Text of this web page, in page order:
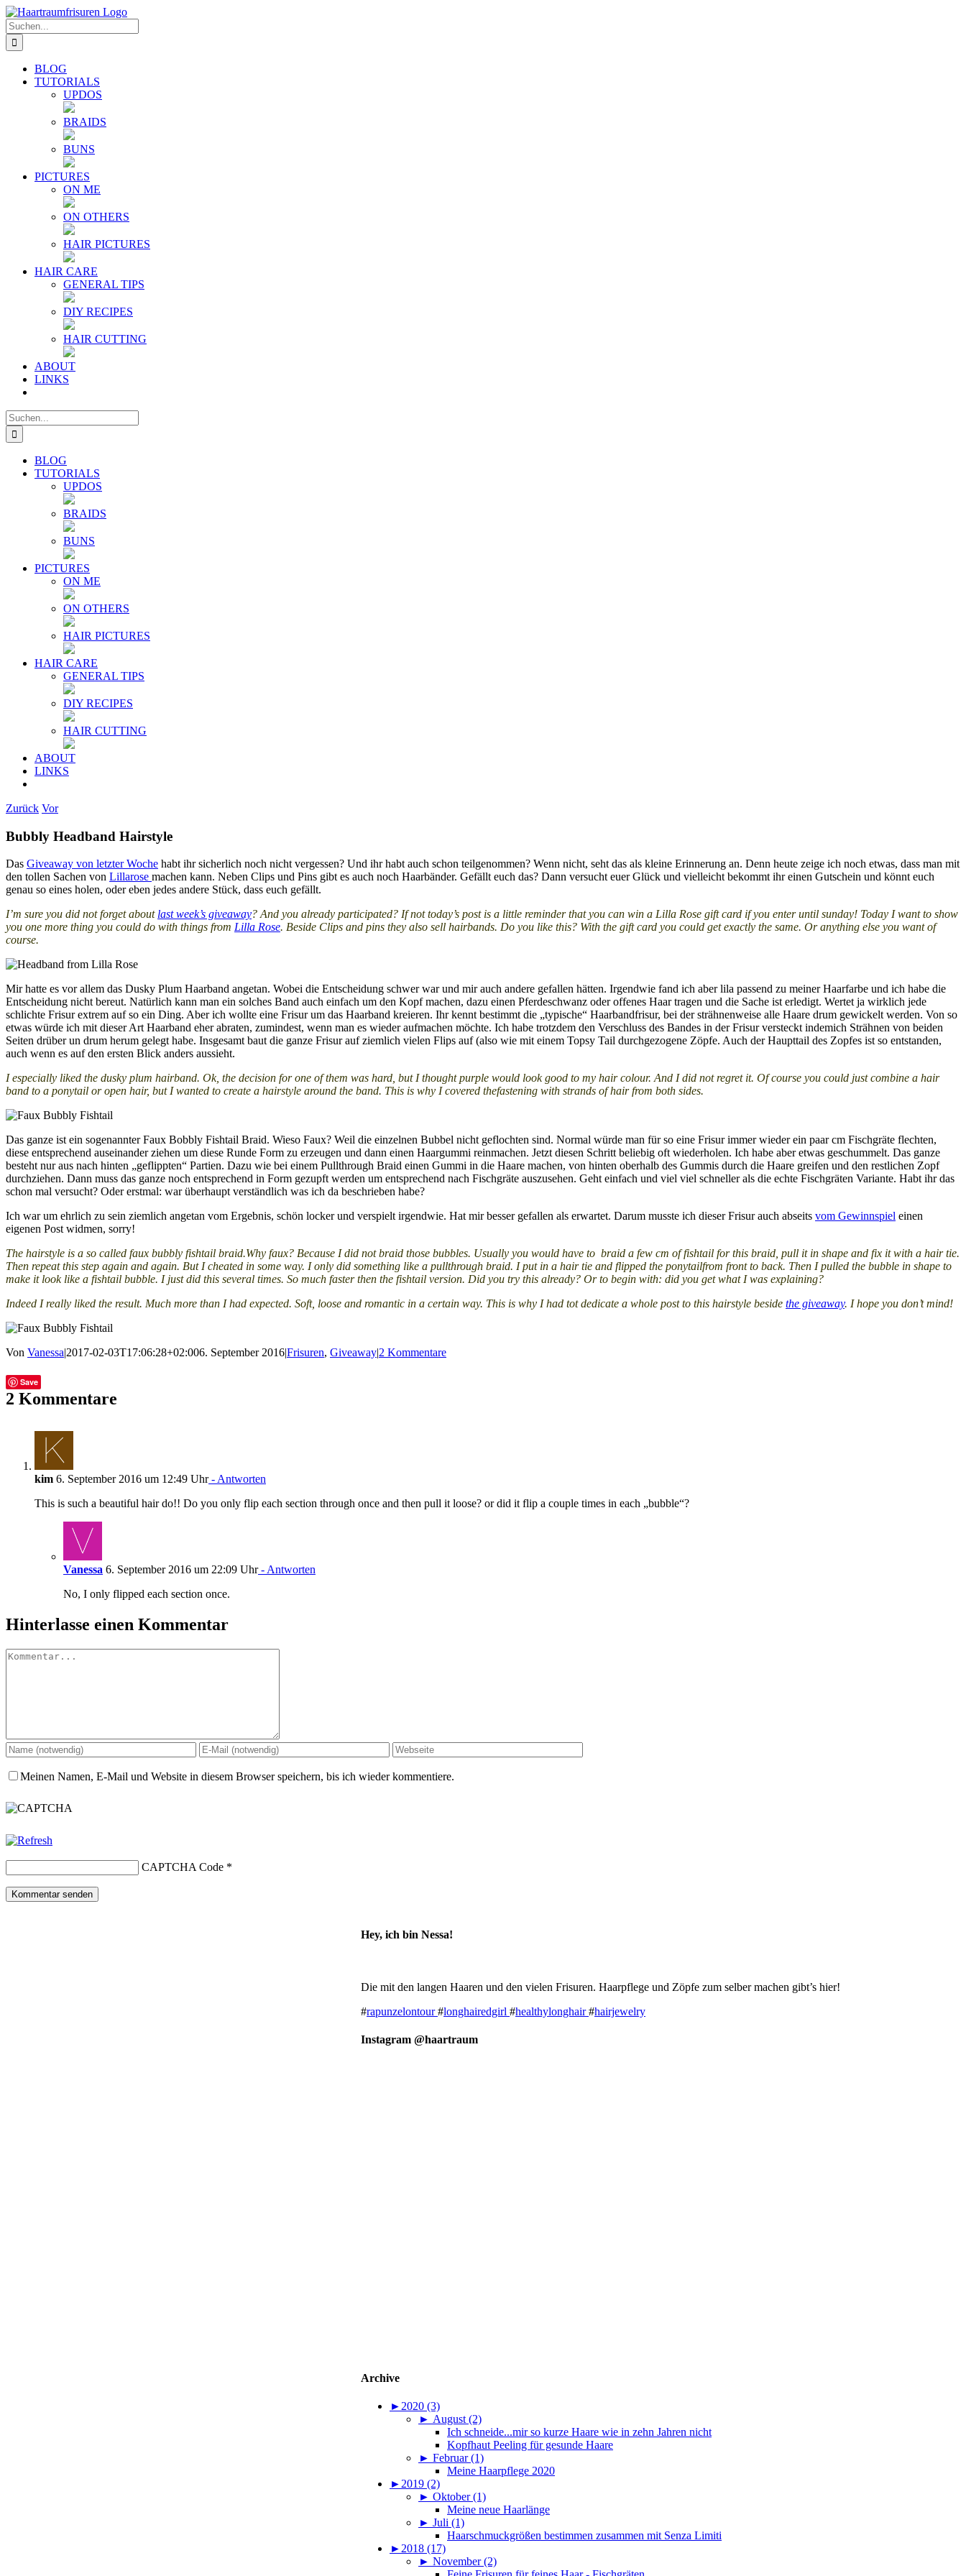
Zum
Inhalt
springen
E-
Mail
YouTube
Instagram
Facebook
Twitter
Suche
nach:
BLOG
TUTORIALS
UPDOS
BRAIDS
BUNS
PICTURES
ON ME
ON OTHERS
HAIR PICTURES
HAIR CARE
GENERAL TIPS
DIY RECIPES
HAIR CUTTING
ABOUT
LINKS
Suche
nach:
BLOG
TUTORIALS
UPDOS
BRAIDS
BUNS
PICTURES
ON ME
ON OTHERS
HAIR PICTURES
HAIR CARE
GENERAL TIPS
DIY RECIPES
HAIR CUTTING
ABOUT
LINKS
Zurück Vor
Bubbly Headband Hairstyle
Das Giveaway von letzter Woche habt ihr sicherlich noch nicht vergessen? Und ihr habt auch schon teilgenommen? Wenn nicht, seht das als kleine Erinnerung an. Denn heute zeige ich noch etwas, dass man mit
den tollen Sachen von Lillarose machen kann. Neben Clips und Pins gibt es auch noch Haarbänder. Gefällt euch das? Dann versucht euer Glück und vielleicht bekommt ihr einen Gutschein und könnt euch
genau so eines holen, oder eben jedes andere Stück, dass euch gefällt.
I’m sure you did not forget about last week’s giveaway? And you already participated? If not today’s post is a little reminder that you can win a Lilla Rose gift card if you enter until sunday! Today I want to show
you one more thing you could do with things from Lilla Rose. Beside Clips and pins they also sell hairbands. Do you like this? With the gift card you could get exactly the same. Or anything else you want of
course.
Mir hatte es vor allem das Dusky Plum Haarband angetan. Wobei die Entscheidung schwer war und mir auch andere gefallen hätten. Irgendwie fand ich aber lila passend zu meiner Haarfarbe und ich habe die
Entscheidung nicht bereut. Natürlich kann man ein solches Band auch einfach um den Kopf machen, dazu einen Pferdeschwanz oder offenes Haar tragen und die Sache ist erledigt. Wertet ja wirklich jede
schlichte Frisur extrem auf so ein Ding. Aber ich wollte eine Frisur um das Haarband kreieren. Ihr kennt bestimmt die „typische“ Haarbandfrisur, bei der strähnenweise alle Haare drum gewickelt werden. Von so
etwas würde ich mit dieser Art Haarband eher abraten, zumindest, wenn man es wieder aufmachen möchte. Ich habe trotzdem den Verschluss des Bandes in der Frisur versteckt indemich Strähnen von beiden
Seiten drüber un drum herum gelegt habe. Insgesamt baut die ganze Frisur auf ziemlich vielen Flips auf (also wie mit einem Topsy Tail durchgezogene Zöpfe. Auch der Haupttail des Zopfes ist so entstanden,
auch wenn es auf den ersten Blick anders aussieht.
I especially liked the dusky plum hairband. Ok, the decision for one of them was hard, but I thought purple would look good to my hair colour. And I did not regret it. Of course you could just combine a hair
band to a ponytail or open hair, but I wanted to create a hairstyle around the band. This is why I covered thefastening with strands of hair from both sides.
Das ganze ist ein sogenannter Faux Bobbly Fishtail Braid. Wieso Faux? Weil die einzelnen Bubbel nicht geflochten sind. Normal würde man für so eine Frisur immer wieder ein paar cm Fischgräte flechten,
diese entsprechend auseinander ziehen um diese Runde Form zu erzeugen und dann einen Haargummi reinmachen. Jetzt diesen Schritt beliebig oft wiederholen. Ich habe aber etwas geschummelt. Das ganze
besteht nur aus nach hinten „geflippten“ Partien. Dazu wie bei einem Pullthrough Braid einen Gummi in die Haare machen, von hinten oberhalb des Gummis durch die Haare greifen und den restlichen Zopf
durchziehen. Dann muss das ganze noch entsprechend in Form gezupft werden um entsprechend nach Fischgräte auszusehen. Geht einfach und viel viel schneller als die echte Fischgräten Variante. Habt ihr das
schon mal versucht? Oder erstmal: war überhaupt verständlich was ich da beschrieben habe?
Ich war um ehrlich zu sein ziemlich angetan vom Ergebnis, schön locker und verspielt irgendwie. Hat mir besser gefallen als erwartet. Darum musste ich dieser Frisur auch abseits vom Gewinnspiel einen
eigenen Post widmen, sorry!
The hairstyle is a so called faux bubbly fishtail braid.Why faux? Because I did not braid those bubbles. Usually you would have to braid a few cm of fishtail for this braid, pull it in shape and fix it with a hair tie.
Then repeat this step again and again. But I cheated in some way. I only did something like a pullthrough braid. I put in a hair tie and flipped the ponytailfrom front to back. Then I pulled the bubble in shape to
make it look like a fishtail bubble. I just did this several times. So much faster then the fishtail version. Did you try this already? Or to begin with: did you get what I was explaining?
Indeed I really liked the result. Much more than I had expected. Soft, loose and romantic in a certain way. This is why I had tot dedicate a whole post to this hairstyle beside the giveaway. I hope you don’t mind!
Von Vanessa|2017-02-03T17:06:28+02:006. September 2016|Frisuren, Giveaway|2 Kommentare
Facebook
Twitter
Tumblr
Save E-
Mail
2 Kommentare
kim 6. September 2016 um 12:49 Uhr- Antworten
This is such a beautiful hair do!! Do you only flip each section through once and then pull it loose? or did it flip a couple times in each „bubble“?
Vanessa 6. September 2016 um 22:09 Uhr- Antworten
No, I only flipped each section once.
Hinterlasse einen Kommentar
Kommentar
Meinen Namen, E-Mail und Website in diesem Browser speichern, bis ich wieder kommentiere.
CAPTCHA Code *
Hey, ich bin Nessa!
Die mit den langen Haaren und den vielen Frisuren. Haarpflege und Zöpfe zum selber machen gibt’s hier!
#rapunzelontour#longhairedgirl #healthylonghair#hairjewelry
Instagram @haartraum
Archive
► 2020 (3)
► August (2)
Ich schneide...mir so kurze Haare wie in zehn Jahren nicht
Kopfhaut Peeling für gesunde Haare
► Februar (1)
Meine Haarpflege 2020
► 2019 (2)
► Oktober (1)
Meine neue Haarlänge
► Juli (1)
Haarschmuckgrößen bestimmen zusammen mit Senza Limiti
► 2018 (17)
► November (2)